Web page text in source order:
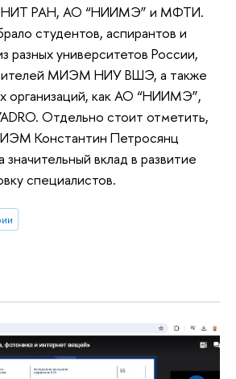
ОНИТ РАН, АО “НИИМЭ” и МФТИ.
студентов, аспирантов и
разных университетов России,
МИЭМ НИУ ВШЭ, а также
организаций, как АО “НИИМЭ”,
Отдельно стоит отметить,
Константин Петросянц
значительный вклад в развитие
специалистов.